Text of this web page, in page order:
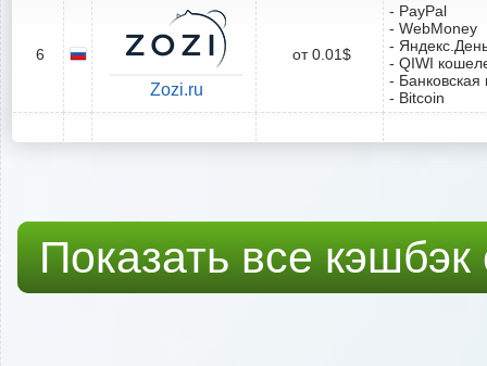
6
Zozi.ru
от 0.01$
- PayPal
- WebMoney
-
- QIWI
- Банковская
- Bitcoin
Показать все